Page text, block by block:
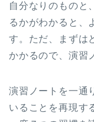
自分なりのものと
るかがわかると、
す。ただ、まずは
かかるので、演習
演習ノートを一通
いることを再現す